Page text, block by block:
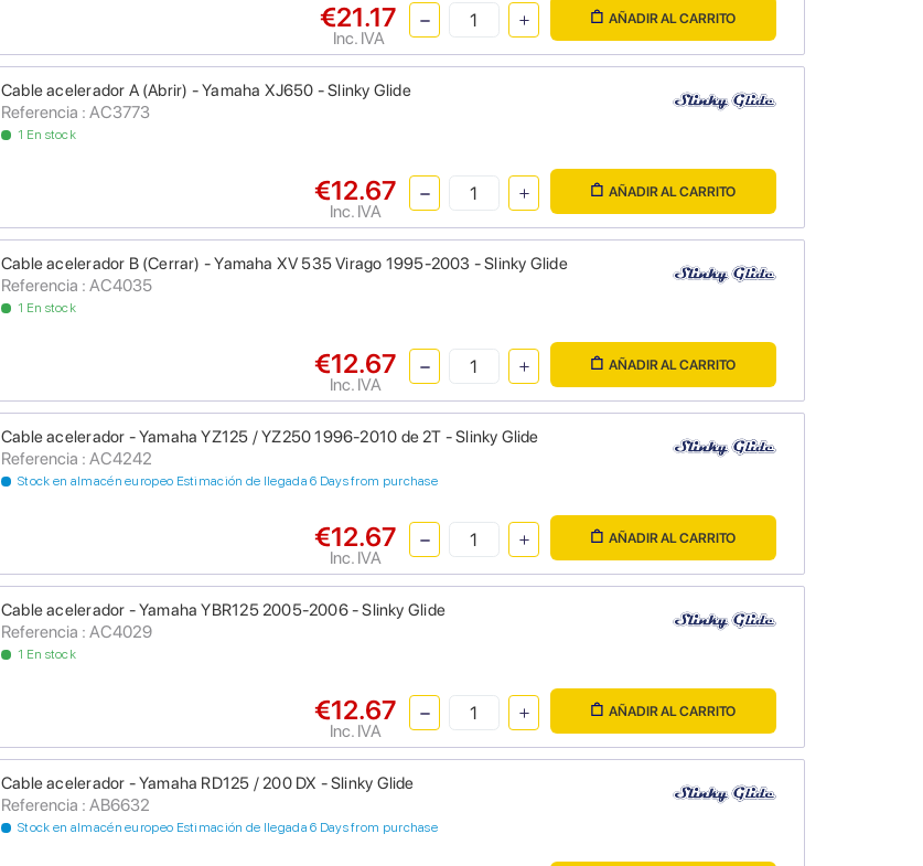
€21.17
Inc. IVA
AÑADIR AL CARRITO
Cable acelerador A (Abrir) - Yamaha XJ650 - Slinky Glide
Referencia : AC3773
1 En stock
€12.67
Inc. IVA
AÑADIR AL CARRITO
Cable acelerador B (Cerrar) - Yamaha XV 535 Virago 1995-2003 - Slinky Glide
Referencia : AC4035
1 En stock
€12.67
Inc. IVA
AÑADIR AL CARRITO
Cable acelerador - Yamaha YZ125 / YZ250 1996-2010 de 2T - Slinky Glide
Referencia : AC4242
Stock en almacén europeo Estimación de llegada 6 Days from purchase
€12.67
Inc. IVA
AÑADIR AL CARRITO
Cable acelerador - Yamaha YBR125 2005-2006 - Slinky Glide
Referencia : AC4029
1 En stock
€12.67
Inc. IVA
AÑADIR AL CARRITO
Cable acelerador - Yamaha RD125 / 200 DX - Slinky Glide
Referencia : AB6632
Stock en almacén europeo Estimación de llegada 6 Days from purchase